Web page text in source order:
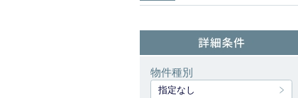
物件種別
指定なし